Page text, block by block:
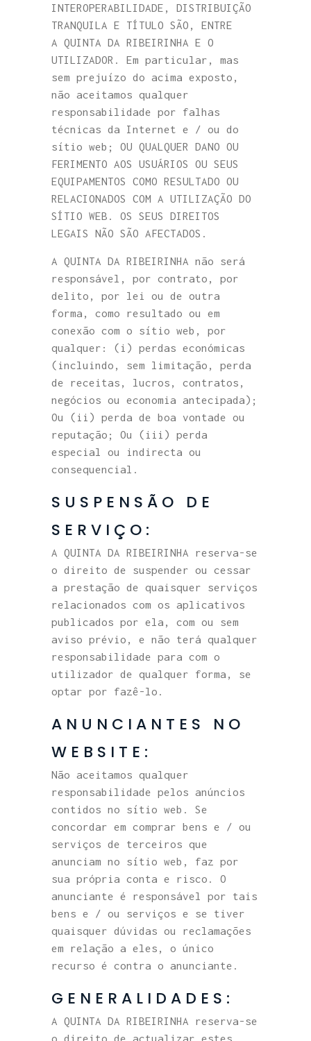
INTEROPERABILIDADE, DISTRIBUIÇÃO
TRANQUILA E TÍTULO SÃO, ENTRE
A QUINTA DA RIBEIRINHA E O
UTILIZADOR. Em particular, mas
sem prejuízo do acima exposto,
não aceitamos qualquer
responsabilidade por falhas
técnicas da Internet e / ou do
sítio web; OU QUALQUER DANO OU
FERIMENTO AOS USUÁRIOS OU SEUS
EQUIPAMENTOS COMO RESULTADO OU
RELACIONADOS COM A UTILIZAÇÃO DO
SÍTIO WEB. OS SEUS DIREITOS
LEGAIS NÃO SÃO AFECTADOS.
A QUINTA DA RIBEIRINHA não será
responsável, por contrato, por
delito, por lei ou de outra
forma, como resultado ou em
conexão com o sítio web, por
qualquer: (i) perdas económicas
(incluindo, sem limitação, perda
de receitas, lucros, contratos,
negócios ou economia antecipada);
Ou (ii) perda de boa vontade ou
reputação; Ou (iii) perda
especial ou indirecta ou
consequencial.
SUSPENSÃO DE
SERVIÇO:
A QUINTA DA RIBEIRINHA reserva-se
o direito de suspender ou cessar
a prestação de quaisquer serviços
relacionados com os aplicativos
publicados por ela, com ou sem
aviso prévio, e não terá qualquer
responsabilidade para com o
utilizador de qualquer forma, se
optar por fazê-lo.
ANUNCIANTES NO
WEBSITE:
Não aceitamos qualquer
responsabilidade pelos anúncios
contidos no sítio web. Se
concordar em comprar bens e / ou
serviços de terceiros que
anunciam no sítio web, faz por
sua própria conta e risco. O
anunciante é responsável por tais
bens e / ou serviços e se tiver
quaisquer dúvidas ou reclamações
em relação a eles, o único
recurso é contra o anunciante.
GENERALIDADES:
A QUINTA DA RIBEIRINHA reserva-se
o direito de actualizar estes